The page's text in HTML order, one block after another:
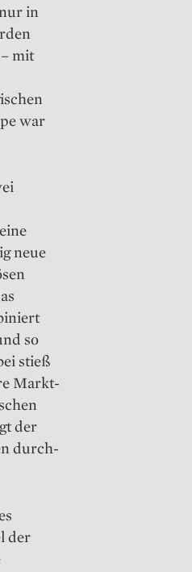
in
mit
war
neue
so
stieß
Markt­
der
durch­
der